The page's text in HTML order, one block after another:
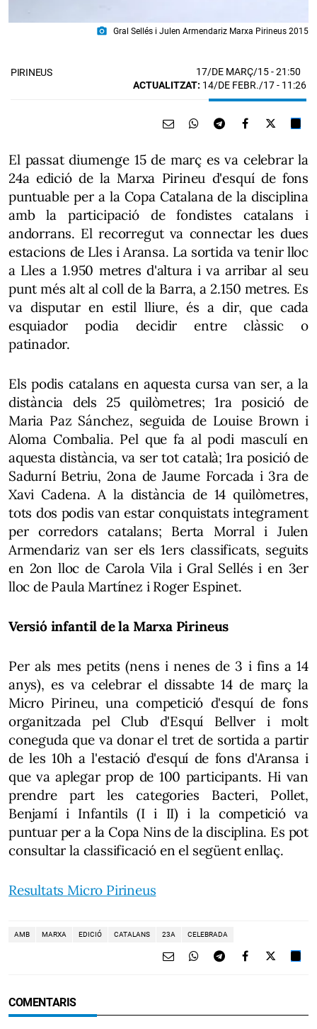
photo_camera Gral Sellés i Julen Armendariz Marxa Pirineus 2015
PIRINEUS 17/DE MARÇ/15- 21:50
ACTUALITZAT: 14/DE FEBR./17 - 11:26
El passat diumenge 15 de març es va celebrar la
24a edició de la Marxa Pirineu d'esquí de fons
puntuable per a la Copa Catalana de la disciplina
amb la participació de fondistes catalans i
andorrans. El recorregut va connectar les dues
estacions de Lles i Aransa. La sortida va tenir lloc
a Lles a 1.950 metres d'altura i va arribar al seu
punt més alt al coll de la Barra, a 2.150 metres. Es
va disputar en estil lliure, és a dir, que cada
esquiador podia decidir entre clàssic o
patinador.
Els podis catalans en aquesta cursa van ser, a la
distància dels 25 quilòmetres; 1ra posició de
Maria Paz Sánchez, seguida de Louise Brown i
Aloma Combalia. Pel que fa al podi masculí en
aquesta distància, va ser tot català; 1ra posició de
Sadurní Betriu, 2ona de Jaume Forcada i 3ra de
Xavi Cadena. A la distància de 14 quilòmetres,
tots dos podis van estar conquistats integrament
per corredors catalans; Berta Morral i Julen
Armendariz van ser els 1ers classificats, seguits
en 2on lloc de Carola Vila i Gral Sellés i en 3er
lloc de Paula Martínez i Roger Espinet.
Versió infantil de la Marxa Pirineus
Per als mes petits (nens i nenes de 3 i fins a 14
anys), es va celebrar el dissabte 14 de març la
Micro Pirineu, una competició d'esquí de fons
organitzada pel Club d'Esquí Bellver i molt
coneguda que va donar el tret de sortida a partir
de les 10h a l'estació d'esquí de fons d'Aransa i
que va aplegar prop de 100 participants. Hi van
prendre part les categories Bacteri, Pollet,
Benjamí i Infantils (I i II) i la competició va
puntuar per a la Copa Nins de la disciplina. Es pot
consultar la classificació en el següent enllaç.
Resultats Micro Pirineus
AMB MARXA EDICIÓ CATALANS 23A CELEBRADA
COMENTARIS